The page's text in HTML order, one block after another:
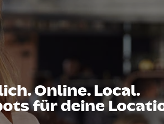
Online. Local.
für deine